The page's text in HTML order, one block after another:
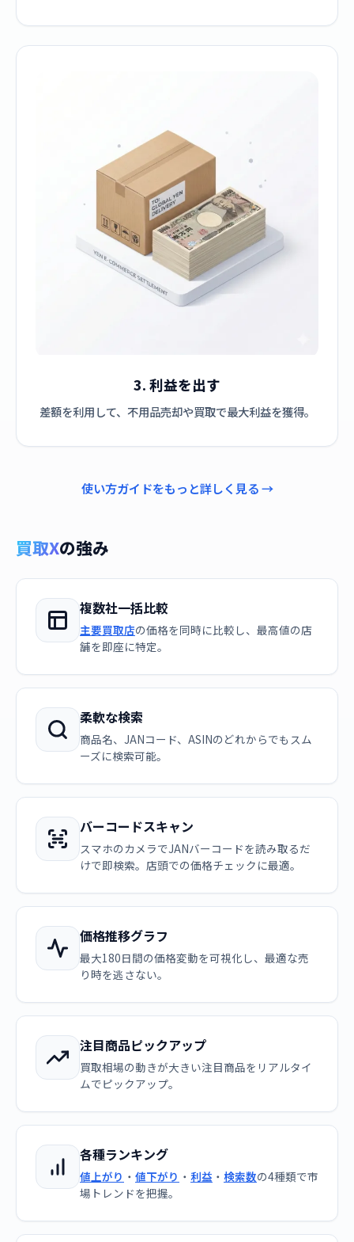
3. 利益を出す
差額を利用して、不用品売却や買取で最大利益を獲得。
使い方ガイドをもっと詳しく見る →
買取Xの強み
複数社一括比較
主要買取店の価格を同時に比較し、最高値の店
舗を即座に特定。
柔軟な検索
商品名、JANコード、ASINのどれからでもスム
ーズに検索可能。
バーコードスキャン
スマホのカメラでJANバーコードを読み取るだ
けで即検索。店頭での価格チェックに最適。
価格推移グラフ
最大180日間の価格変動を可視化し、最適な売
り時を逃さない。
注目商品ピックアップ
買取相場の動きが大きい注目商品をリアルタイ
ムでピックアップ。
各種ランキング
値上がり ・ 値下がり ・ 利益 ・ 検索数の4種類で市
場トレンドを把握。